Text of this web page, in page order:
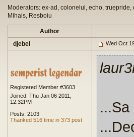
Moderators: ex-ad, colonelul, echo,
Mihais, Resboiu
Author
djebel
Wed Oct
Registered Member #3603
Joined: Thu Jan 06 2011,
12:32PM
Posts: 2103
Thanked 516 time in 373 post
...Sa